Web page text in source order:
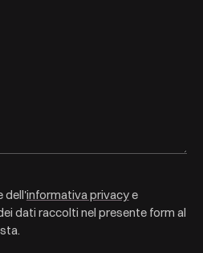
dell'informativa privacye
dati raccolti nel presente form al